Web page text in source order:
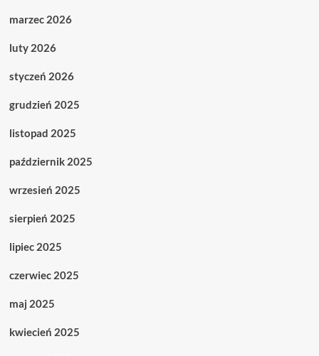
marzec 2026
luty 2026
styczeń 2026
grudzień 2025
listopad 2025
październik 2025
wrzesień 2025
sierpień 2025
lipiec 2025
czerwiec 2025
maj 2025
kwiecień 2025